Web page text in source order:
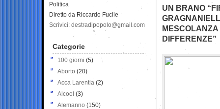
UN BRANO
DIFFERENZE”
Politica
Diretto da Riccardo Fucile
Scrivici: destradipopolo@gmail.com
Categorie
100 giorni (5)
Aborto (20)
Acca Larentia (2)
Alcool (3)
Alemanno (150)